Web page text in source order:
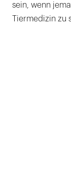
sein, wenn
Tiermedizin zu